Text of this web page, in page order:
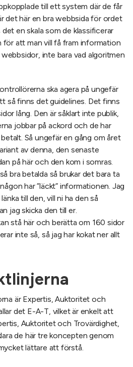
till ett system där de får
det här en bra webbsida för ordet
en skala som de klassificerar
för att man vill få fram information
inte bara vad algoritmen
ska agera på ungefär
så finns det guidelines. Det finns
lång. Den är såklart inte publik,
jobbar på ackord och de har
Så ungefär en gång om året
av denna, den senaste
på här och den kom i somras.
bra betalda så brukar det bara ta
har ”läckt” informationen. Jag
till den, vill ni ha den så
jag skicka den till er.
stå här och berätta om 160 sidor
inte så, så jag har kokat ner allt
är Expertis, Auktoritet och
det E-A-T, vilket är enkelt att
Auktoritet och Trovärdighet,
de här tre koncepten genom
lättare att förstå.